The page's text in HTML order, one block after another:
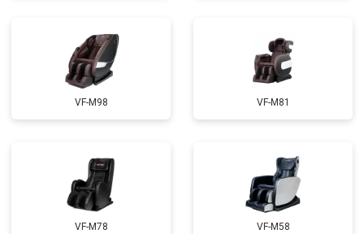
VF-M98 VF-M81
VF-M78 VF-M58